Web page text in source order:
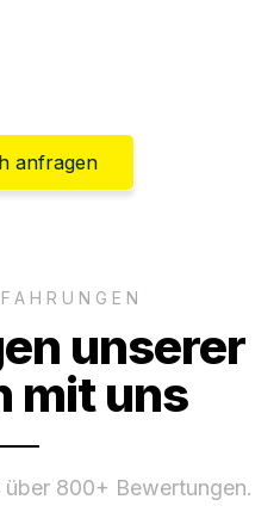
anfragen
unserer
mit uns
über 800+ Bewertungen.